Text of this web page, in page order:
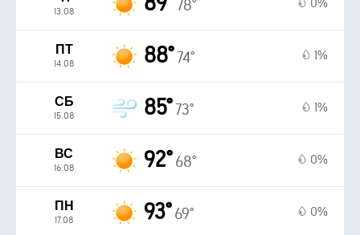
13.08 78° 0%
ПТ
14.08 88°74° 1%
СБ
15.08 85°73° 1%
ВС
16.08 92° 68° 0%
ПН
17.08 93° 69° 0%